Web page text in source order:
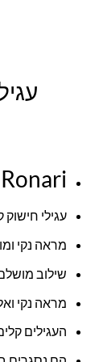
Ronari
עגילי
מראה נקי
שילוב
מראה נקי
העגילים